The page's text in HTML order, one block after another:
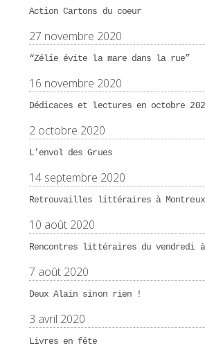
Action Cartons du coeur
27 novembre 2020
“Zélie évite la mare dans la rue”
16 novembre 2020
Dédicaces et lectures en octobre
2 octobre 2020
L’envol des Grues
14 septembre 2020
Retrouvailles littéraires à Montreux
10 août 2020
Rencontres littéraires du vendredi à
7 août 2020
Deux Alain sinon rien !
3 avril 2020
Livres en fête